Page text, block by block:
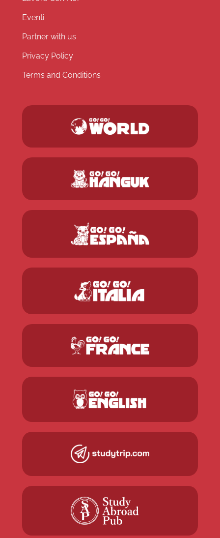
Eventi
Partner with us
Privacy Policy
Terms and Conditions